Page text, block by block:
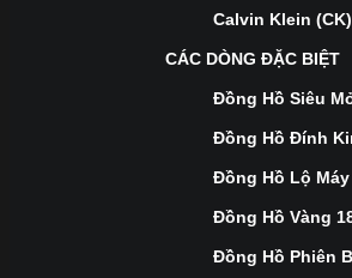
Calvin Klein (CK)
CÁC DÒNG ĐẶC BIỆT
Đồng Hồ Siêu
Đồng Hồ Đính
Đồng Hồ Lộ
Đồng Hồ Vàng
Đồng Hồ Phiên